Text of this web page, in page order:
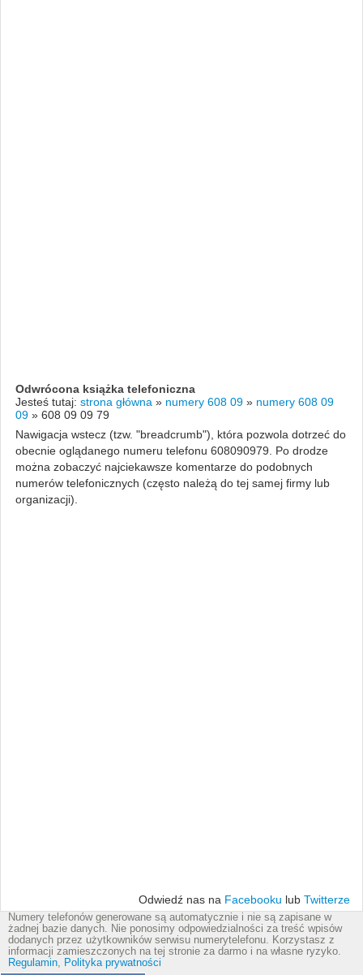
Odwrócona książka telefoniczna
Jesteś tutaj: strona główna » numery 608 09 » numery 608 09
09 » 608 09 09 79
Nawigacja wstecz (tzw. "breadcrumb"), która pozwola dotrzeć do
obecnie oglądanego numeru telefonu 608090979. Po drodze
można zobaczyć najciekawsze komentarze do podobnych
numerów telefonicznych (często należą do tej samej firmy lub
organizacji).
Odwiedź nas na Facebooku lub Twitterze
Numery telefonów generowane są automatycznie i nie są zapisane w
żadnej bazie danych. Nie ponosimy odpowiedzialności za treść wpisów
dodanych przez użytkowników serwisu numerytelefonu. Korzystasz z
informacji zamieszczonych na tej stronie za darmo i na własne ryzyko.
Regulamin, Polityka prywatności